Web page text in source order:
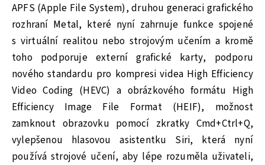
APFS (Apple File System), druhou generaci grafického
rozhraní Metal, které nyní zahrnuje funkce spojené
s virtuální realitou nebo strojovým učením a kromě
toho podporuje externí grafické karty, podporu
nového standardu pro kompresi videa High Efficiency
Video Coding (HEVC) a obrázkového formátu High
Efficiency Image File Format (HEIF), možnost
zamknout obrazovku pomocí zkratky Cmd+Ctrl+Q,
vylepšenou hlasovou asistentku Siri, která nyní
používá strojové učení, aby lépe rozuměla uživateli,